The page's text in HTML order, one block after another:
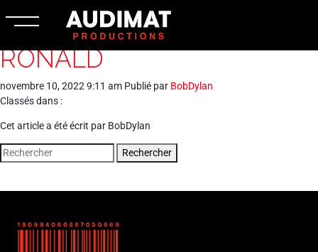
RONALD
novembre 10, 2022 9:11 am Publié par BobDylan
Classés dans :
Cet article a été écrit par BobDylan
Rechercher